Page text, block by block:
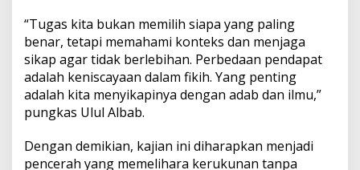
“Tugas kita bukan memilih siapa yang paling
benar, tetapi memahami konteks dan menjaga
sikap agar tidak berlebihan. Perbedaan pendapat
adalah keniscayaan dalam fikih. Yang penting
adalah kita menyikapinya dengan adab dan ilmu,”
pungkas Ulul Albab.
Dengan demikian, kajian ini diharapkan menjadi
pencerah yang memelihara kerukunan tanpa